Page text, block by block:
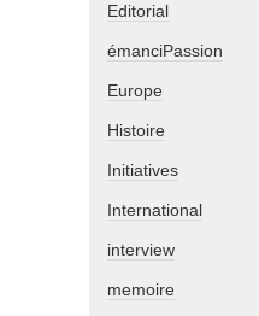
Editorial
émanciPassion
Europe
Histoire
Initiatives
International
interview
memoire